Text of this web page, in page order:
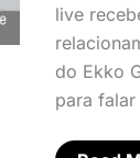
live
do Ekko
para